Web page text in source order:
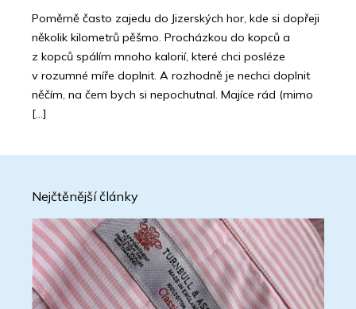
Poměrně často zajedu do Jizerských hor, kde si dopřeji
několik kilometrů pěšmo. Procházkou do kopců a
z kopců spálím mnoho kalorií, které chci posléze
v rozumné míře doplnit. A rozhodně je nechci doplnit
něčím, na čem bych si nepochutnal. Majíce rád (mimo
[…]
Nejčtěnější články